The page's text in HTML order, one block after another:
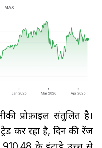
प्रोफ़ाइल संतुलित है।
कर रहा है, दिन की रेंज